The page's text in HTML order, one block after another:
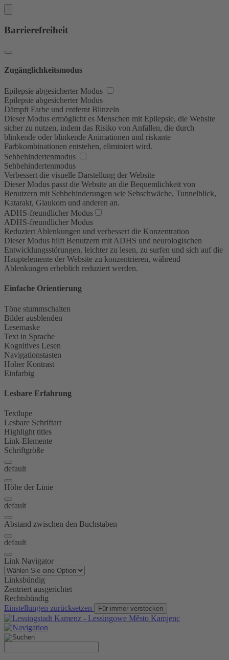
Barrierefreiheit
Zugänglichkeitsmodus
Epilepsie abgesicherter Modus
Epilepsie abgesicherter Modus
Dämpft Farbe und entfernt Blinzeln
Dieser Modus ermöglicht es Menschen mit Epilepsie, die Website
sicher zu nutzen, indem das Risiko von Anfällen, die durch
blinkende oder blinkende Animationen und riskante
Farbkombinationen entstehen, eliminiert wird.
Sehbehindertenmodus
Sehbehindertenmodus
Verbessert die visuelle Darstellung der Website
Dieser Modus passt die Website an die Bequemlichkeit von
Benutzern mit Sehbehinderungen wie Sehschwäche, Tunnelblick,
Katarakt, Glaukom und anderen an.
ADHS-freundlicher Modus
ADHS-freundlicher Modus
Reduziert Ablenkungen und verbessert die Konzentration
Dieser Modus hilft Benutzern mit ADHS und neurologischen
Entwicklungsstörungen, leichter zu lesen, zu surfen und sich auf die
Hauptelemente der Website zu konzentrieren, während
Ablenkungen erheblich reduziert werden.
Einfache Orientierung
Töne stummschalten
Bilder ausblenden
Lesemaske
Text in Sprache
Kognitives Lesen
Navigationstasten
Hoher Kontrast
Einfarbig
Lesbare Erfahrung
Textlupe
Lesbare Schriftart
Highlight titles
Link-Elemente
Schriftgröße
default
Höhe der Linie
default
Abstand zwischen den Buchstaben
default
Link Navigator
Linksbündig
Zentriert ausgerichtet
Rechtsbündig
Einstellungen zurücksetzen
Für immer verstecken